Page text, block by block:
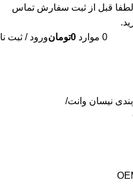
لطفا قبل از ثبت سفارش تماس
0 موارد 0تومانورود / ثبت
نیسان وانت